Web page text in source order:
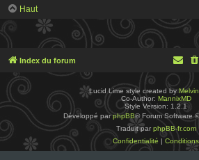
Haut
Index du forum
Lucid Lime style created by
Co-Author: MannixMD
Style Version: 1.2.1
Développé parphpBB® Forum Software
Traduit par phpBB-fr.com
Confidentialité | Conditions